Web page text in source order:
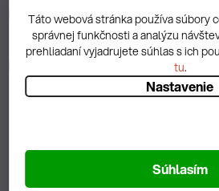
Táto webová stránka používa súbory
správnej funkčnosti a analýzu
prehliadaní vyjadrujete súhlas s ich
tu.
Nastavenie
Súhlasím
Popis
Diskusia
Spätná